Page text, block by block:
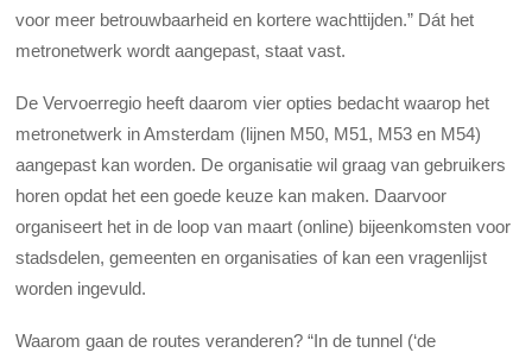
voor meer betrouwbaarheid en kortere wachttijden.” Dát het
metronetwerk wordt aangepast, staat vast.
De Vervoerregio heeft daarom vier opties bedacht waarop het
metronetwerk in Amsterdam (lijnen M50, M51, M53 en M54)
aangepast kan worden. De organisatie wil graag van gebruikers
horen opdat het een goede keuze kan maken. Daarvoor
organiseert het in de loop van maart (online) bijeenkomsten voor
stadsdelen, gemeenten en organisaties of kan een vragenlijst
worden ingevuld.
Waarom gaan de routes veranderen? “In de tunnel (‘de